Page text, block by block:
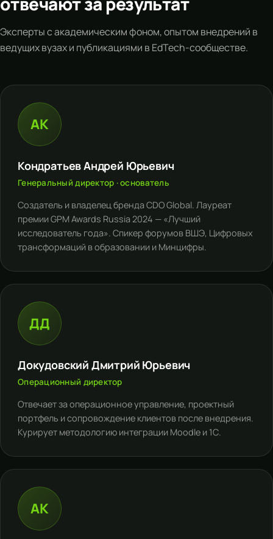
Эксперты с академическим фоном, опытом внедрений в
ведущих вузах и публикациями в EdTech-сообществе.
АК
Кондратьев Андрей Юрьевич
Генеральный директор · основатель
Создатель и владелец бренда CDO Global. Лауреат
премии GPM Awards Russia 2024 — «Лучший
исследователь года». Спикер форумов ВШЭ, Цифровых
трансформаций в образовании и Минцифры.
ДД
Докудовский Дмитрий Юрьевич
Операционный директор
Отвечает за операционное управление, проектный
портфель и сопровождение клиентов после внедрения.
Курирует методологию интеграции Moodle и 1С.
АК